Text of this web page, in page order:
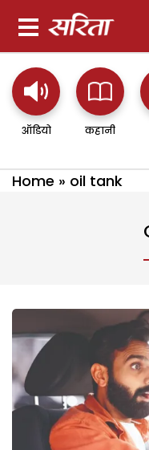
ऑडियो कहानी
Home » oil tank